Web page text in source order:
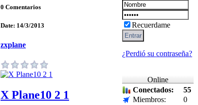
0 Comentarios
Date: 14/3/2013
zxplane
X Plane10 2 1
Recuerdame
¿Perdió su contraseña?
Online
Conectados:
55
Miembros:
0